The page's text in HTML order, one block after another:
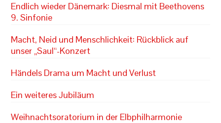
Endlich wieder Dänemark: Diesmal mit Beethovens
9. Sinfonie
Macht, Neid und Menschlichkeit: Rückblick auf
unser „Saul“-Konzert
Händels Drama um Macht und Verlust
Ein weiteres Jubiläum
Weihnachtsoratorium in der Elbphilharmonie